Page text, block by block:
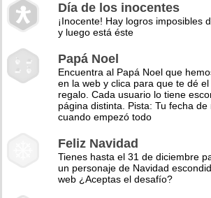
Día de los inocentes
¡Inocente! Hay logros imposibles
y luego está éste
Papá Noel
Encuentra al Papá Noel que
en la web y clica para que te dé
regalo. Cada usuario lo tiene
página distinta. Pista: Tu fecha de
cuando empezó todo
Feliz Navidad
Tienes hasta el 31 de diciembre
un personaje de Navidad
web ¿Aceptas el desafío?